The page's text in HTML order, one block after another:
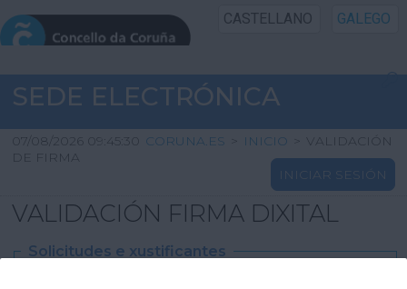
CASTELLANO GALEGO
INICIO SEDE
INICIO
INFORMACIÓN PÚBLICA
SEDE ELECTRÓNICA
07/08/2026 09:45:30 CORUNA.ES > INICIO >
VALIDACIÓN
DE FIRMA
INICIAR SESIÓN
VALIDACIÓN FIRMA DIXITAL
Solicitudes e xustificantes